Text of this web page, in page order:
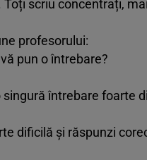
scriu concentrați,
profesorului:
pun o întrebare?
întrebare foarte
dificilă și răspunzi